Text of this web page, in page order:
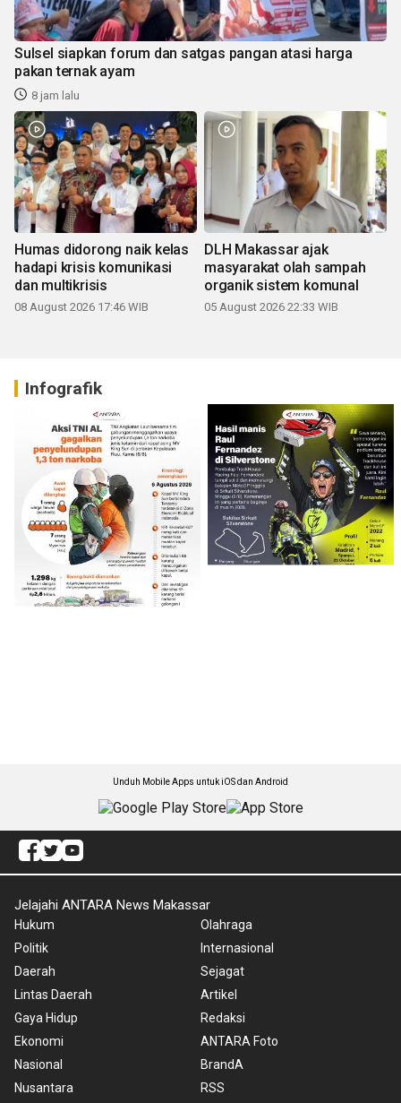
Sulsel siapkan forum dan satgas pangan atasi harga
pakan ternak ayam
8 jam lalu
Humas didorong naik kelas
hadapi krisis komunikasi
dan multikrisis
08 August 2026 17:46 WIB
DLH Makassar ajak
masyarakat olah sampah
organik sistem komunal
05 August 2026 22:33 WIB
Infografik
Unduh Mobile Apps untuk iOS dan Android
Jelajahi ANTARA News Makassar
Hukum
Politik
Daerah
Lintas Daerah
Gaya Hidup
Ekonomi
Nasional
Nusantara
Olahraga
Internasional
Sejagat
Artikel
Redaksi
ANTARA Foto
BrandA
RSS